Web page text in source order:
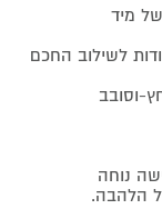
מיד
לשילוב החכם
וסובב
נוחה
הלהבה.